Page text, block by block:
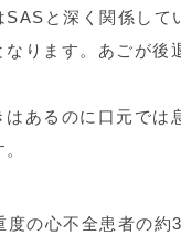
と深く関係して
ります。あごが後
あるのに口元では
の心不全患者の約